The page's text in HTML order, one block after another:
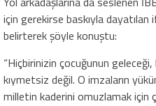
için gerekirse baskıyla
belirterek şöyle konuştu:
“Hiçbirinizin çocuğunun
kıymetsiz değil. O imzaların
milletin kaderini omuzlamak için